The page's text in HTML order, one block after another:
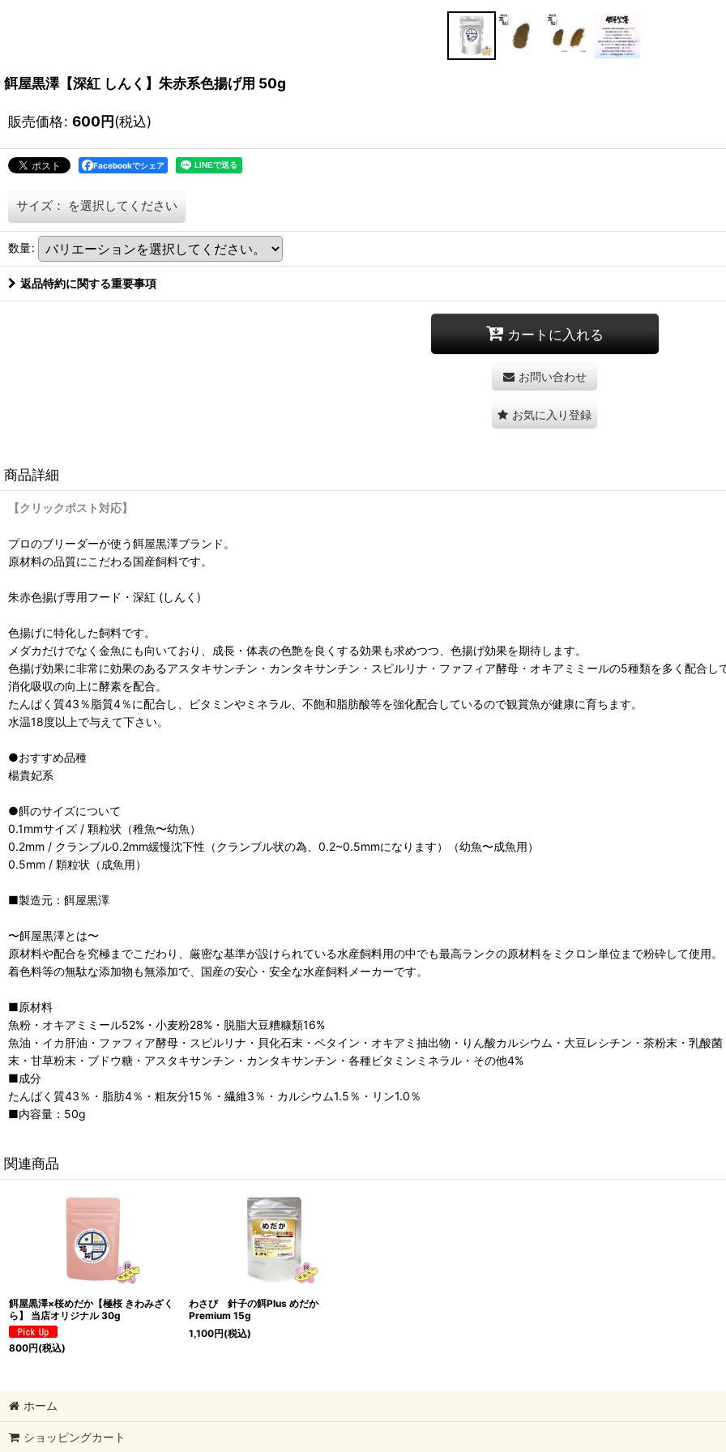
餌屋黒澤【深紅 しんく】朱赤系色揚げ用 50g
販売価格: 600円(税込)
Facebookでシェア
サイズ： を選択してください
数量:
返品特約に関する重要事項
カートに入れる
お問い合わせ
お気に入り登録
商品詳細
【クリックポスト対応】
プロのブリーダーが使う餌屋黒澤ブランド。
原材料の品質にこだわる国産飼料です。
朱赤色揚げ専用フード・深紅 (しんく)
色揚げに特化した飼料です。
メダカだけでなく金魚にも向いており、成長・体表の色艶を良くする効果も求めつつ、色揚げ効果を期待します。
色揚げ効果に非常に効果のあるアスタキサンチン・カンタキサンチン・スピルリナ・ファフィア酵母・オキアミミールの5種類を多く配合し
消化吸収の向上に酵素を配合。
たんぱく質43％脂質4％に配合し、ビタミンやミネラル、不飽和脂肪酸等を強化配合しているので観賞魚が健康に育ちます。
水温18度以上で与えて下さい。
●おすすめ品種
楊貴妃系
●餌のサイズについて
0.1mmサイズ / 顆粒状（稚魚〜幼魚）
0.2mm / クランブル0.2mm緩慢沈下性（クランブル状の為、0.2~0.5mmになります）（幼魚〜成魚用）
0.5mm / 顆粒状（成魚用）
■製造元：餌屋黒澤
〜餌屋黒澤とは〜
原材料や配合を究極までこだわり、厳密な基準が設けられている水産飼料用の中でも最高ランクの原材料をミクロン単位まで粉砕して使用。
着色料等の無駄な添加物も無添加で、国産の安心・安全な水産飼料メーカーです。
■原材料
魚粉・オキアミミール52%・小麦粉28%・脱脂大豆糟糠類16%
魚油・イカ肝油・ファフィア酵母・スピルリナ・貝化石末・ベタイン・オキアミ抽出物・りん酸カルシウム・大豆レシチン・茶粉末・乳酸
末・甘草粉末・ブドウ糖・アスタキサンチン・カンタキサンチン・各種ビタミンミネラル・その他4%
■成分
たんぱく質43％・脂肪4％・粗灰分15％・繊維3％・カルシウム1.5％・リン1.0％
■内容量：50g
関連商品
餌屋黒澤×桜めだか【極桜 きわみざく
ら】 当店オリジナル 30g
800円(税込)
わさび 針子の餌Plus めだか
Premium 15g
1,100円(税込)
ホーム
ショッピングカート